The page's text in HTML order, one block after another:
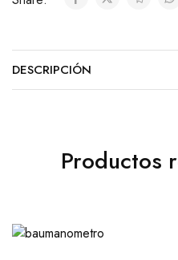
DESCRIPCIÓN
Productos